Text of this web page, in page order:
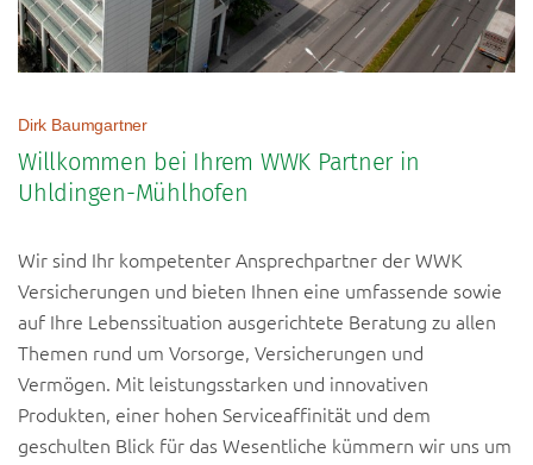
Willkommen bei Ihrem WWK Partner in
Uhldingen-Mühlhofen
Dirk Baumgartner
Wir sind Ihr kompetenter Ansprechpartner der WWK
Versicherungen und bieten Ihnen eine umfassende sowie
auf Ihre Lebenssituation ausgerichtete Beratung zu allen
Themen rund um Vorsorge, Versicherungen und
Vermögen. Mit leistungsstarken und innovativen
Produkten, einer hohen Serviceaffinität und dem
geschulten Blick für das Wesentliche kümmern wir uns um